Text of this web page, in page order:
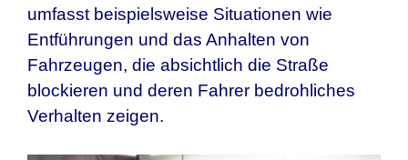
umfasst beispielsweise Situationen wie
Entführungen und das Anhalten von
Fahrzeugen, die absichtlich die Straße
blockieren und deren Fahrer bedrohliches
Verhalten zeigen.